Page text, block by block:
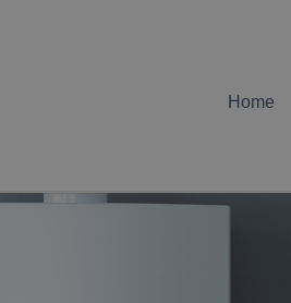
Home